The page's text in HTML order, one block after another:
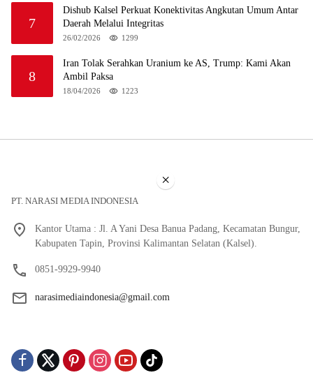
7
Dishub Kalsel Perkuat Konektivitas Angkutan Umum Antar
Daerah Melalui Integritas
26/02/2026 1299
8
Iran Tolak Serahkan Uranium ke AS, Trump: Kami Akan
Ambil Paksa
18/04/2026 1223
PT. NARASI MEDIA INDONESIA
Kantor Utama : Jl. A Yani Desa Banua Padang, Kecamatan Bungur,
Kabupaten Tapin, Provinsi Kalimantan Selatan (Kalsel).
0851-9929-9940
narasimediaindonesia@gmail.com
×